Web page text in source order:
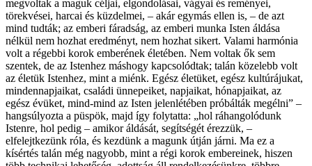
megvoltak a maguk céljai, elgondolásai, vágyai és reményei,
törekvései, harcai és küzdelmei, – akár egymás ellen is, – de azt
mind tudták; az emberi fáradság, az emberi munka Isten áldása
nélkül nem hozhat eredményt, nem hozhat sikert. Valami harmónia
volt a régebbi korok emberének életében. Nem voltak ők sem
szentek, de az Istenhez máshogy kapcsolódtak; talán közelebb volt
az életük Istenhez, mint a miénk. Egész életüket, egész kultúrájukat,
mindennapjaikat, családi ünnepeiket, napjaikat, hónapjaikat, az
egész évüket, mind-mind az Isten jelenlétében próbálták megélni” –
hangsúlyozta a püspök, majd így folytatta: „hol ráhangolódunk
Istenre, hol pedig – amikor áldását, segítségét érezzük, –
elfelejtkezünk róla, és kezdünk a magunk útján járni. Ma ez a
kísértés talán még nagyobb, mint a régi korok embereinek, hiszen